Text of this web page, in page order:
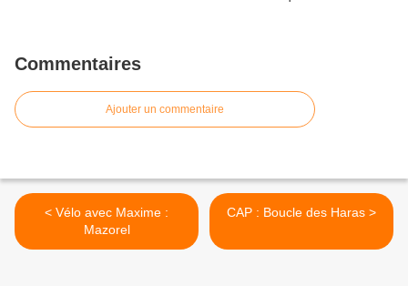
Commentaires
Ajouter un commentaire
< Vélo avec Maxime :
Mazorel
CAP : Boucle des Haras >